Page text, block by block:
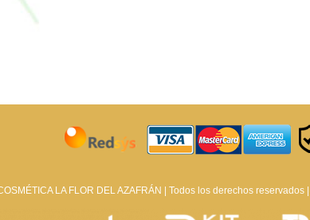
LA FLOR DEL AZAFRÁN | Todos los derechos reservados |